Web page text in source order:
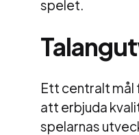
spelet.
Ett centralt mål
att erbjuda
spelarnas